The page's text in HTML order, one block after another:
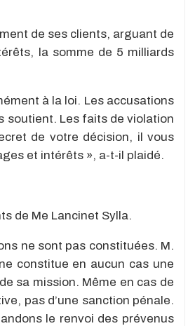
de ses clients, arguant de
la somme de 5 milliards
à la loi. Les accusations
soutient. Les faits de violation
de votre décision, il vous
et intérêts », a-t-il plaidé.
de Me Lancinet Sylla.
ne sont pas constituées. M.
constitue en aucun cas une
sa mission. Même en cas de
pas d’une sanction pénale.
le renvoi des prévenus